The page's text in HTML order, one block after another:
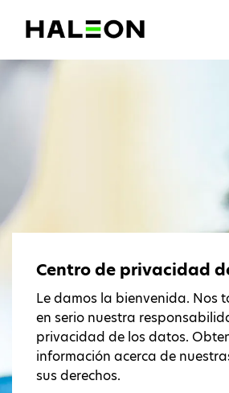
Centro de privacidad
Le damos la bienvenida. Nos
en serio nuestra
privacidad de los datos.
información acerca de
sus derechos.